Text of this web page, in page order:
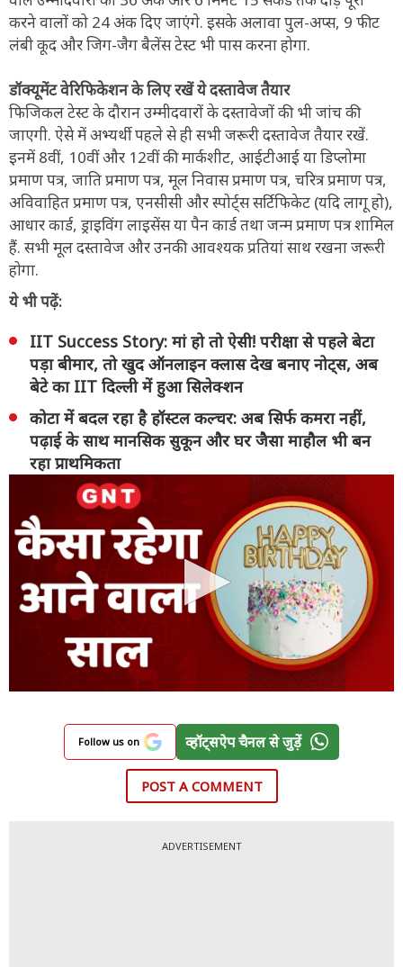
करने वालों को 24 अंक दिए जाएंगे. इसके अलावा पुल-अप्स, 9 फीट
लंबी कूद और जिग-जैग बैलेंस टेस्ट भी पास करना होगा.
डॉक्यूमेंट वेरिफिकेशन के लिए रखें ये दस्तावेज तैयार
फिजिकल टेस्ट के दौरान उम्मीदवारों के दस्तावेजों की भी जांच की
जाएगी. ऐसे में अभ्यर्थी पहले से ही सभी जरूरी दस्तावेज तैयार रखें.
इनमें 8वीं, 10वीं और 12वीं की मार्कशीट, आईटीआई या डिप्लोमा
प्रमाण पत्र, जाति प्रमाण पत्र, मूल निवास प्रमाण पत्र, चरित्र प्रमाण पत्र,
अविवाहित प्रमाण पत्र, एनसीसी और स्पोर्ट्स सर्टिफिकेट (यदि लागू हो),
आधार कार्ड, ड्राइविंग लाइसेंस या पैन कार्ड तथा जन्म प्रमाण पत्र शामिल
हैं. सभी मूल दस्तावेज और उनकी आवश्यक प्रतियां साथ रखना जरूरी
होगा.
ये भी पढ़ें:
IIT Success Story: मां हो तो ऐसी! परीक्षा से पहले बेटा
पड़ा बीमार, तो खुद ऑनलाइन क्लास देख बनाए नोट्स, अब
बेटे का IIT दिल्ली में हुआ सिलेक्शन
कोटा में बदल रहा है हॉस्टल कल्चर: अब सिर्फ कमरा नहीं,
पढ़ाई के साथ मानसिक सुकून और घर जैसा माहौल भी बन
रहा प्राथमिकता
Follow us on व्हॉट्सऐप चैनल से जुड़ें
POST A COMMENT
ADVERTISEMENT